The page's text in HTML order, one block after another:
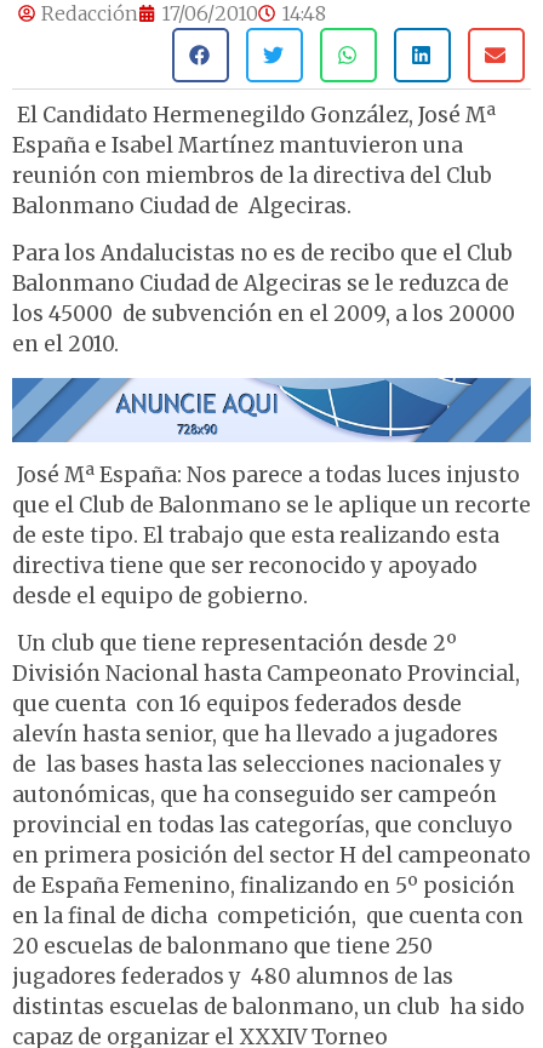
Redacción 17/06/2010 14:48
El Candidato Hermenegildo González, José Mª
España e Isabel Martínez mantuvieron una
reunión con miembros de la directiva del Club
Balonmano Ciudad de Algeciras.
Para los Andalucistas no es de recibo que el Club
Balonmano Ciudad de Algeciras se le reduzca de
los 45000  de subvención en el 2009, a los 20000
en el 2010.
José Mª España: Nos parece a todas luces injusto
que el Club de Balonmano se le aplique un recorte
de este tipo. El trabajo que esta realizando esta
directiva tiene que ser reconocido y apoyado
desde el equipo de gobierno.
Un club que tiene representación desde 2º
División Nacional hasta Campeonato Provincial,
que cuenta con 16 equipos federados desde
alevín hasta senior, que ha llevado a jugadores
de las bases hasta las selecciones nacionales y
autonómicas, que ha conseguido ser campeón
provincial en todas las categorías, que concluyo
en primera posición del sector H del campeonato
de España Femenino, finalizando en 5º posición
en la final de dicha competición, que cuenta con
20 escuelas de balonmano que tiene 250
jugadores federados y 480 alumnos de las
distintas escuelas de balonmano, un club ha sido
capaz de organizar el XXXIV Torneo